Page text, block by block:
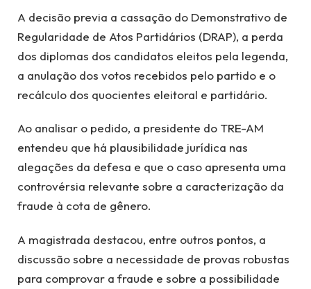
A decisão previa a cassação do Demonstrativo de
Regularidade de Atos Partidários (DRAP), a perda
dos diplomas dos candidatos eleitos pela legenda,
a anulação dos votos recebidos pelo partido e o
recálculo dos quocientes eleitoral e partidário.
Ao analisar o pedido, a presidente do TRE-AM
entendeu que há plausibilidade jurídica nas
alegações da defesa e que o caso apresenta uma
controvérsia relevante sobre a caracterização da
fraude à cota de gênero.
A magistrada destacou, entre outros pontos, a
discussão sobre a necessidade de provas robustas
para comprovar a fraude e sobre a possibilidade